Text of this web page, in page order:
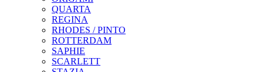
QUARTA
REGINA
RHODES / PINTO
ROTTERDAM
SAPHIE
SCARLETT